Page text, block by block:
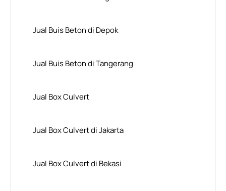
Jual Buis Beton di Depok
Jual Buis Beton di Tangerang
Jual Box Culvert
Jual Box Culvert di Jakarta
Jual Box Culvert di Bekasi